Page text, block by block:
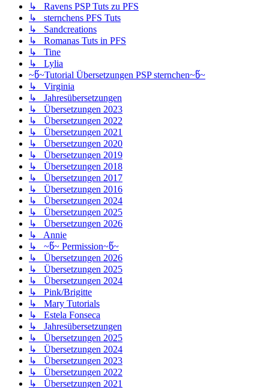
↳ Ravens PSP Tuts zu PFS
↳ sternchens PFS Tuts
↳ Sandcreations
↳ Romanas Tuts in PFS
↳ Tine
↳ Lylia
~წ~Tutorial Übersetzungen PSP sternchen~წ~
↳ Virginia
↳ Jahresübersetzungen
↳ Übersetzungen 2023
↳ Übersetzungen 2022
↳ Übersetzungen 2021
↳ Übersetzungen 2020
↳ Übersetzungen 2019
↳ Übersetzungen 2018
↳ Übersetzungen 2017
↳ Übersetzungen 2016
↳ Übersetzungen 2024
↳ Übersetzungen 2025
↳ Übersetzungen 2026
↳ Annie
↳ ~წ~ Permission~წ~
↳ Übersetzungen 2026
↳ Übersetzungen 2025
↳ Übersetzungen 2024
↳ Pink/Brigitte
↳ Mary Tutorials
↳ Estela Fonseca
↳ Jahresübersetzungen
↳ Übersetzungen 2025
↳ Übersetzungen 2024
↳ Übersetzungen 2023
↳ Übersetzungen 2022
↳ Übersetzungen 2021